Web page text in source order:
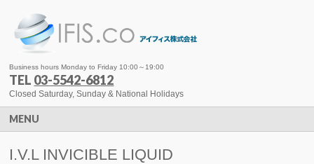
Business hours Monday to Friday 10:00～19:00
TEL 03-5542-6812
Closed Saturday, Sunday & National Holidays
MENU
I.V.L INVICIBLE LIQUID